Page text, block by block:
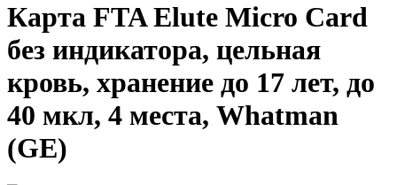
Карта FTA Elute Micro Card
без индикатора, цельная
кровь, хранение до 17 лет, до
40 мкл, 4 места, Whatman
(GE)